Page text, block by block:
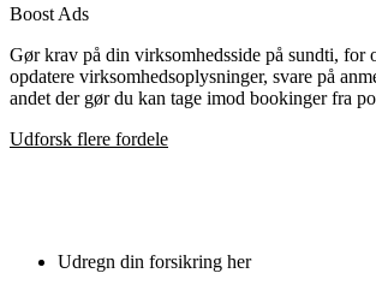
Boost Ads
Gør krav på din virksomhedsside på sundti, for
opdatere virksomhedsoplysninger, svare på
andet der gør du kan tage imod bookinger fra
Udforsk flere fordele
Udregn din forsikring her